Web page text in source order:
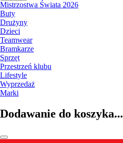
Mistrzostwa Świata 2026
Buty
Drużyny
Dzieci
Teamwear
Bramkarze
Sprzęt
Przestrzeń klubu
Lifestyle
Wyprzedaż
Marki
Dodawanie do koszyka...